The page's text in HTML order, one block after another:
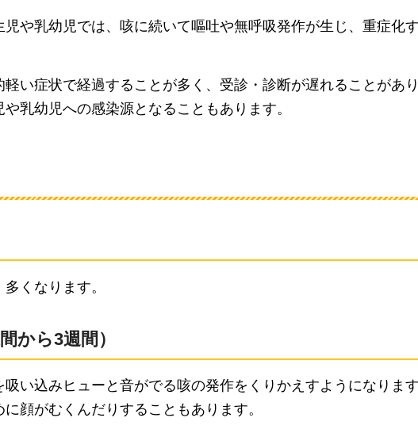
や乳幼児では、咳に続いて嘔吐や無呼吸発作が生じ、重症化
い症状で経過することが多く、受診・診断が遅れることがあ
乳幼児への感染源となることもあります。
くなります。
から3週間）
い込みヒューと音がでる咳の発作をくりかえすようになりま
顔がむくんだりすることもあります。